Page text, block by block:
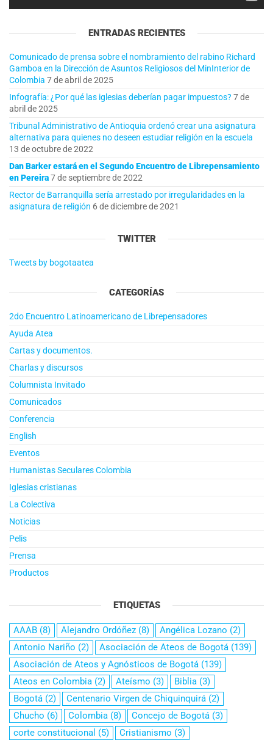
ENTRADAS RECIENTES
Comunicado de prensa sobre el nombramiento del rabino Richard
Gamboa en la Dirección de Asuntos Religiosos del MinInterior de
Colombia 7 de abril de 2025
Infografía: ¿Por qué las iglesias deberían pagar impuestos? 7 de
abril de 2025
Tribunal Administrativo de Antioquia ordenó crear una asignatura
alternativa para quienes no deseen estudiar religión en la escuela
13 de octubre de 2022
Dan Barker estará en el Segundo Encuentro de Librepensamiento
en Pereira7 de septiembre de 2022
Rector de Barranquilla sería arrestado por irregularidades en la
asignatura de religión 6 de diciembre de 2021
TWITTER
Tweets by bogotaatea
CATEGORÍAS
2do Encuentro Latinoamericano de Librepensadores
Ayuda Atea
Cartas y documentos.
Charlas y discursos
Columnista Invitado
Comunicados
Conferencia
English
Eventos
Humanistas Seculares Colombia
Iglesias cristianas
La Colectiva
Noticias
Pelis
Prensa
Productos
ETIQUETAS
AAAB (8) Alejandro Ordóñez (8) Angélica Lozano (2)
Antonio Nariño (2) Asociación de Ateos de Bogotá (139)
Asociación de Ateos y Agnósticos de Bogotá (139)
Ateos en Colombia (2) Ateísmo (3) Biblia (3)
Bogotá (2) Centenario Virgen de Chiquinquirá (2)
Chucho (6) Colombia (8) Concejo de Bogotá (3)
corte constitucional (5) Cristianismo (3)